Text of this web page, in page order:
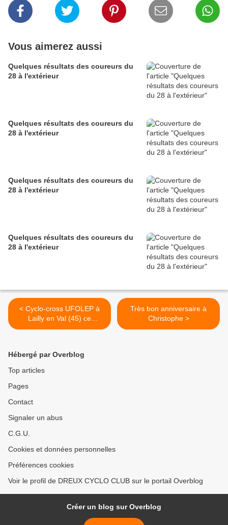
Vous aimerez aussi
Quelques résultats des coureurs du
28 à l'extérieur
Quelques résultats des coureurs du
28 à l'extérieur
Quelques résultats des coureurs du
28 à l'extérieur
Quelques résultats des coureurs du
28 à l'extérieur
< Cyclo-cross UFOLEP à
Lailly en Val (45) ce
dimanche 21 décembre
Très bon anniversaire à
Christophe >
Hébergé par Overblog
Top articles
Pages
Contact
Signaler un abus
C.G.U.
Cookies et données personnelles
Préférences cookies
Voir le profil de DREUX CYCLO CLUB sur le portail Overblog
Créer un blog sur Overblog